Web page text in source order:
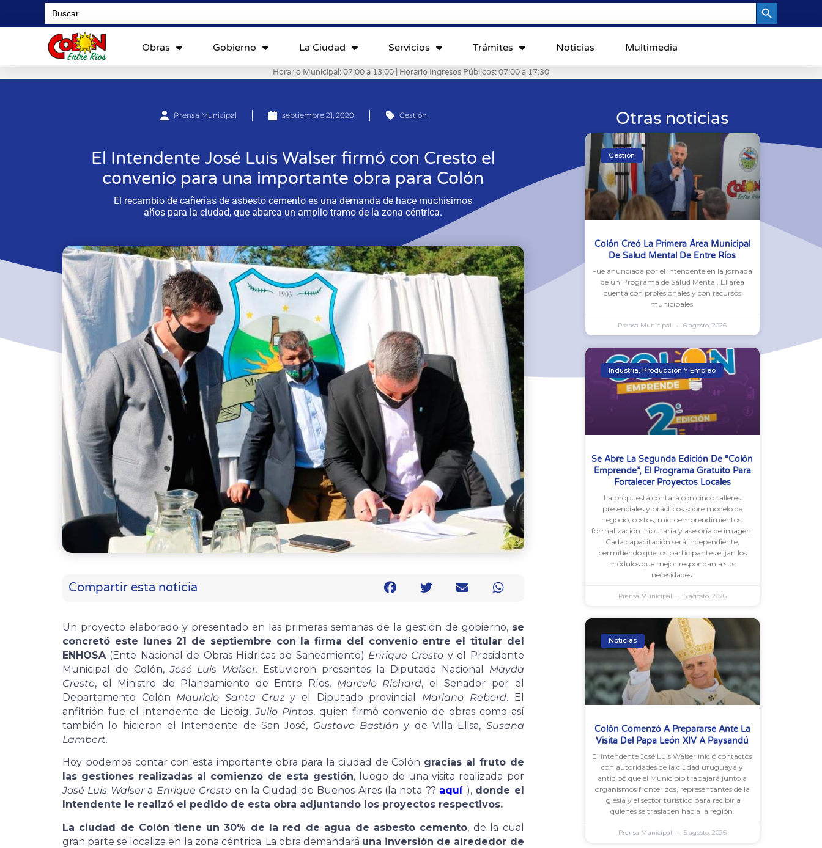
Search
for:
Obras Gobierno La Ciudad Servicios Trámites Noticias Multimedia
Horario Municipal: 07:00 a 13:00 | Horario Ingresos Públicos: 07:00 a 17:30
Prensa Municipal septiembre 21, 2020 Gestión
El Intendente José Luis Walser firmó con Cresto el
convenio para una importante obra para Colón
El recambio de cañerías de asbesto cemento es una demanda de hace muchísimos
años para la ciudad, que abarca un amplio tramo de la zona céntrica.
Compartir esta noticia
Un proyecto elaborado y presentado en las primeras semanas de la gestión de gobierno, se
concretó este lunes 21 de septiembre con la firma del convenio entre el titular del
ENHOSA (Ente Nacional de Obras Hídricas de Saneamiento) Enrique Cresto y el Presidente
Municipal de Colón,José Luis Walser. Estuvieron presentes la Diputada Nacional Mayda
Cresto, el Ministro de Planeamiento de Entre Ríos, Marcelo Richard, el Senador por el
Departamento Colón Mauricio Santa Cruzy el Diputado provincial Mariano Rebord. El
anfitrión fue el intendente de Liebig,Julio Pintos, quien firmó convenio de obras como así
también lo hicieron el Intendente de San José, Gustavo Bastián y de Villa Elisa, Susana
Lambert.
Hoy podemos contar con esta importante obra para la ciudad de Colón gracias al fruto de
las gestiones realizadas al comienzo de esta gestión, luego de una visita realizada por
José Luis Walsera Enrique Cresto en la Ciudad de Buenos Aires (la nota ?? aquí ), donde el
Intendente le realizó el pedido de esta obra adjuntando los proyectos respectivos.
La ciudad de Colón tiene un 30% de la red de agua de asbesto cemento, de la cual
gran parte se localiza en la zona céntrica. La obra demandará una inversión de alrededor de
Otras noticias
Gestión
Colón Creó La Primera Área Municipal
De Salud Mental De Entre Ríos
Fue anunciada por el intendente en la jornada
de un Programa de Salud Mental. El área
cuenta con profesionales y con recursos
municipales.
Prensa Municipal 6 agosto, 2026
Industria, Producción Y Empleo
Se Abre La Segunda Edición De “Colón
Emprende”, El Programa Gratuito Para
Fortalecer Proyectos Locales
La propuesta contará con cinco talleres
presenciales y prácticos sobre modelo de
negocio, costos, microemprendimientos,
formalización tributaria y asesoría de imagen.
Cada capacitación será independiente,
permitiendo que los participantes elijan los
módulos que mejor respondan a sus
necesidades.
Prensa Municipal 5 agosto, 2026
Noticias
Colón Comenzó A Prepararse Ante La
Visita Del Papa León XIV A Paysandú
El intendente José Luis Walser inició contactos
con autoridades de la ciudad uruguaya y
anticipó que el Municipio trabajará junto a
organismos fronterizos, representantes de la
Iglesia y el sector turístico para recibir a
quienes se trasladen hacia la región.
Prensa Municipal 5 agosto, 2026